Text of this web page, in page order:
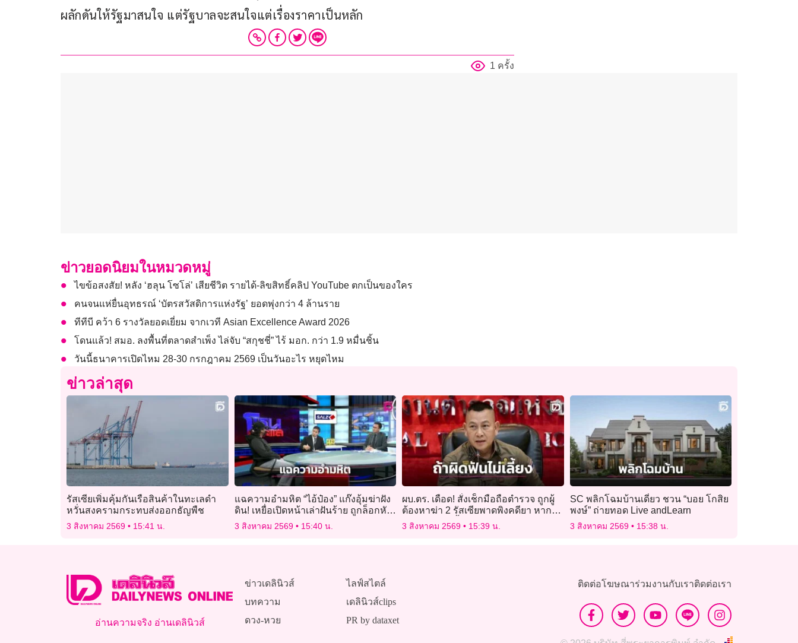
ผลักดันให้รัฐมาสนใจ แต่รัฐบาลจะสนใจแต่เรื่องราคาเป็นหลัก
1 ครั้ง
ข่าวยอดนิยมในหมวดหมู่
ไขข้อสงสัย! หลัง ‘ฮลุน โซโล่’ เสียชีวิต รายได้-ลิขสิทธิ์คลิป YouTube ตกเป็นของใคร
คนจนแห่ยื่นอุทธรณ์ ‘บัตรสวัสดิการแห่งรัฐ’ ยอดพุ่งกว่า 4 ล้านราย
ทีทีบี คว้า 6 รางวัลยอดเยี่ยม จากเวที Asian Excellence Award 2026
โดนแล้ว! สมอ. ลงพื้นที่ตลาดสำเพ็ง ไล่จับ “สกุชชี่” ไร้ มอก. กว่า 1.9 หมื่นชิ้น
วันนี้ธนาคารเปิดไหม 28-30 กรกฎาคม 2569 เป็นวันอะไร หยุดไหม
ข่าวล่าสุด
รัสเซียเพิ่มคุ้มกันเรือสินค้าในทะเลดำ
หวั่นสงครามกระทบส่งออกธัญพืช
3 สิงหาคม 2569 15:41 น.
แฉความอำมหิต “ไอ้ป๋อง” แก๊งอุ้มฆ่าฝัง
ดิน! เหยื่อเปิดหน้าเล่าฝันร้าย ถูกล็อกหัว
เตียงข่มขืน
3 สิงหาคม 2569 15:40 น.
ผบ.ตร. เดือด! สั่งเช็กมือถือตำรวจ ถูกผู้
ต้องหาฆ่า 2 รัสเซียพาดพิงคดียา หาก
พบผิดฟันไม่เลี้ยง
3 สิงหาคม 2569 15:39 น.
SC พลิกโฉมบ้านเดี่ยว ชวน “บอย โกสิย
พงษ์” ถ่ายทอด Live andLearn
3 สิงหาคม 2569 15:38 น.
อ่านความจริง อ่านเดลินิวส์
ข่าวเดลินิวส์
บทความ
ดวง-หวย
ไลฟ์สไตล์
เดลินิวส์clips
PR by dataxet
ติดต่อโฆษณาร่วมงานกับเราติดต่อเรา